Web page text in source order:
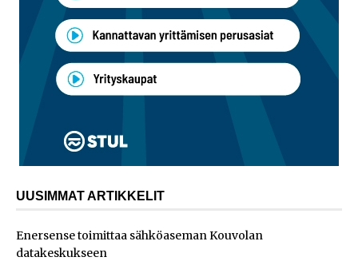
UUSIMMAT ARTIKKELIT
Enersense toimittaa sähköaseman Kouvolan
datakeskukseen